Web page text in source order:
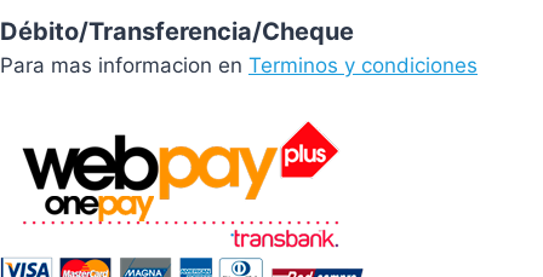
Débito/Transferencia/Cheque
Para mas informacion en Terminos y condiciones